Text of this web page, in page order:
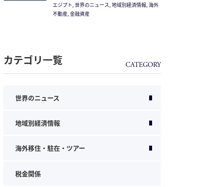
エジプト, 世界のニュース, 地域別経済情報, 海外
不動産, 金融資産
カテゴリ一覧
世界のニュース
地域別経済情報
海外移住・駐在・ツアー
税金関係